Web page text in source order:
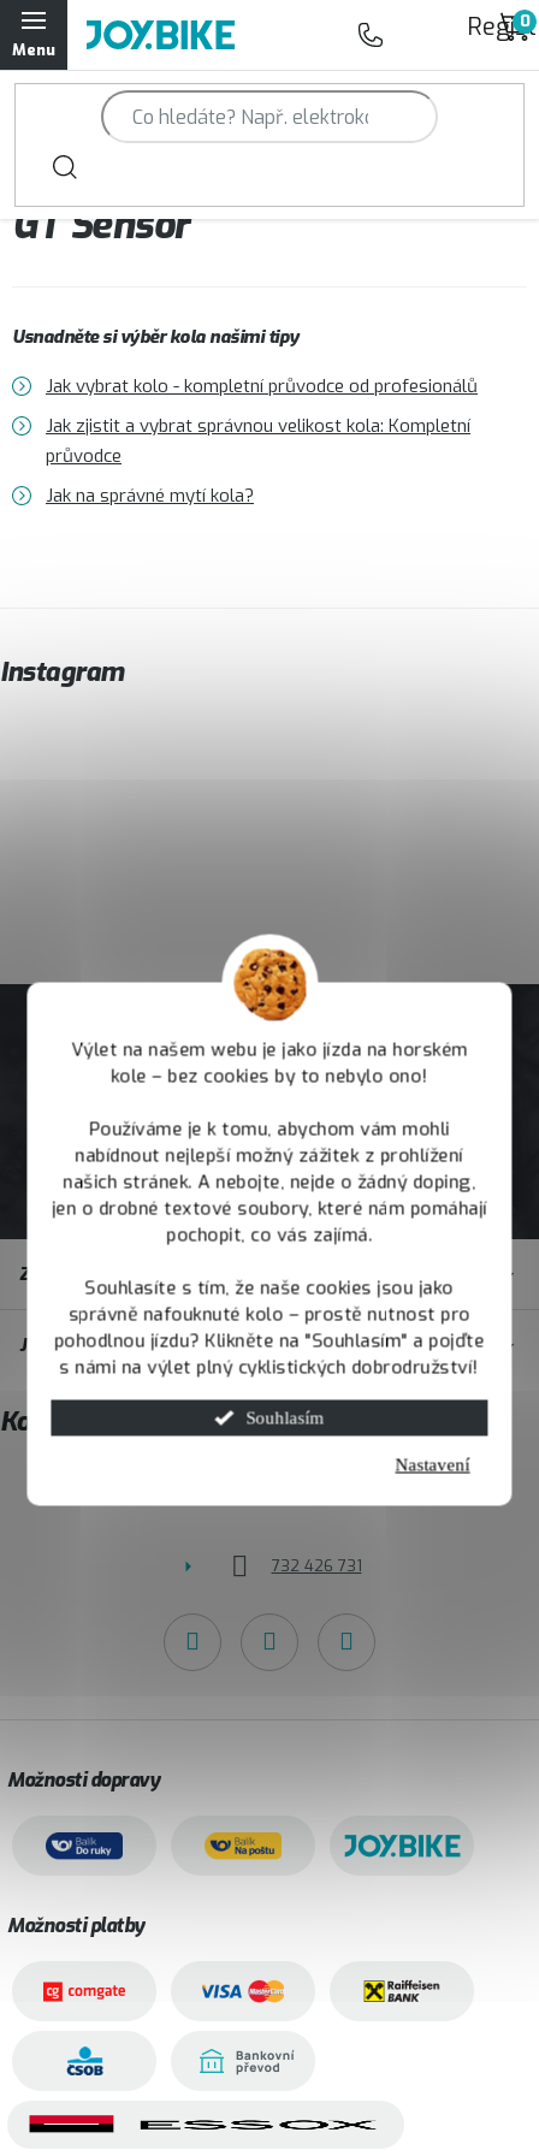
Výlet na našem webu je jako jízda na horském
kole – bez cookies by to nebylo ono!
Používáme je k tomu, abychom vám mohli
nabídnout nejlepší možný zážitek z prohlížení
našich stránek. A nebojte, nejde o žádný doping,
jen o drobné textové soubory, které nám pomáhají
pochopit, co vás zajímá.
Souhlasíte s tím, že naše cookies jsou jako
správně nafouknuté kolo – prostě nutnost pro
pohodlnou jízdu? Klikněte na "Souhlasím" a pojďte
s námi na výlet plný cyklistických dobrodružství!
Souhlasím
Nastavení
Přejít
na
obsah
Trailová kola Qayron
Horská kola Qayron
Dámská horská kola Qayron
Doplňky a oblečení Qayron
Kontakt Servisní a výdejní místa
GT Sensor
Usnadněte si výběr kola našimi tipy
Jak vybrat kolo - kompletní průvodce od profesionálů
Jak zjistit a vybrat správnou velikost kola: Kompletní
průvodce
Jak na správné mytí kola?
Instagram
t
í
Zákaznický servis
JOY.BIKE
Kontakt
732 426 731
Možnosti dopravy
Možnosti platby